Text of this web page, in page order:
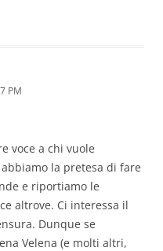
PM
voce a chi vuole
la pretesa di fare
e riportiamo le
altrove. Ci interessa il
Dunque se
Velena (e molti altri,